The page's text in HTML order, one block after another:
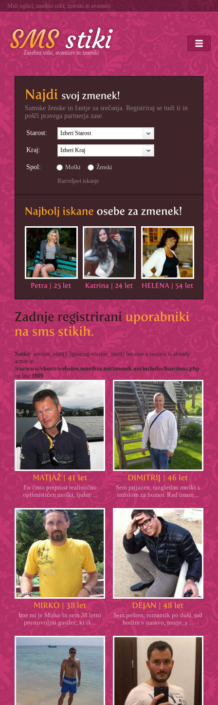
Mali oglasi, zasebni stiki, zmenki in avanture.
Zasebni stiki, avanture in zmenki
Samske ženske in fantje za srečanja. Registriraj se tudi ti in
pošči pravega partnerja zase.
Starost: Izberi Starost
Kraj: Izberi Kraj
Spol: Moški
Ženski
Razveljavi iskanje
Notice: session_start(): Ignoring session_start() because a session is already
active in
/var/www/vhosts/websites.mnetbox.net/zmenek.net/includes/functions.php
on line 1009
En čisto preprost realistično
optimističen moški, ljubit ...
Sem prijazen, razgledan moški s
smislom za humor. Rad imam ...
Ime mi je Mirko in sem 38 letni
prostovoljni gasilec, ki iš ...
Sem pošten, romantik po duši, rad
hodim v naravo, morje, s ...